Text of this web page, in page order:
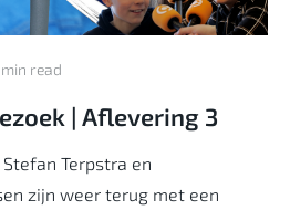
min read
| Aflevering 3
Terpstra en
zijn weer terug met een